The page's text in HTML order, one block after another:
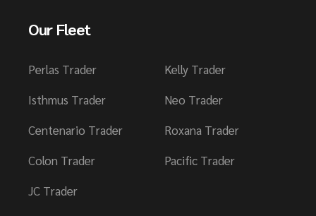
Our Fleet
Perlas Trader
Isthmus Trader
Centenario Trader
Colon Trader
JC Trader
Kelly Trader
Neo Trader
Roxana Trader
Pacific Trader